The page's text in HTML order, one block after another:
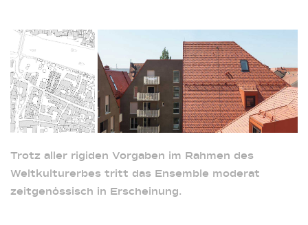
Trotz aller rigiden Vorgaben im Rahmen des
Weltkulturerbes tritt das Ensemble moderat
zeitgenössisch in Erscheinung.